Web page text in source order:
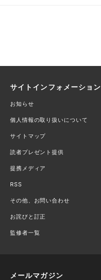
サイトインフォメーション
お知らせ
個人情報の取り扱いについて
サイトマップ
読者プレゼント提供
提携メディア
RSS
その他、お問い合わせ
お詫びと訂正
監修者一覧
メールマガジン